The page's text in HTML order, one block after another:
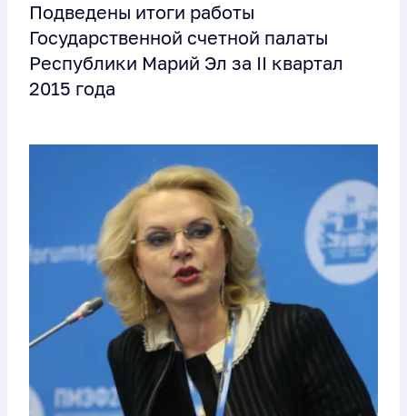
Подведены итоги работы
Государственной счетной палаты
Республики Марий Эл за II квартал
2015 года